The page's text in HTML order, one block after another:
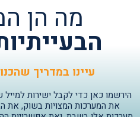
מה הן
עיינו במדריך
הירשמו כאן כדי לקבל ישירות
את המערכות המצויות בשוק, את